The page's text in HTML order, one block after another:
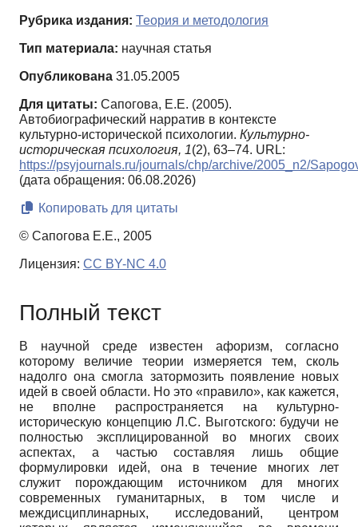
Рубрика издания: Теория и методология
Тип материала: научная статья
Опубликована 31.05.2005
Для цитаты: Сапогова, Е.Е. (2005).
Автобиографический нарратив в контексте
культурно-исторической психологии. Культурно-
историческая психология, 1(2), 63–74. URL:
https://psyjournals.ru/journals/chp/archive/2005_n2/
(дата обращения: 06.08.2026)
Копировать для цитаты
© Сапогова Е.Е., 2005
Лицензия: CC BY-NC 4.0
Полный текст
В научной среде известен афоризм, согласно
которому величие теории измеряется тем, сколь
надолго она смогла затормозить появление новых
идей в своей области. Но это «правило», как кажется,
не вполне распространяется на культурно-
историческую концепцию Л.С. Выготского: будучи не
полностью эксплицированной во многих своих
аспектах, а частью составляя лишь общие
формулировки идей, она в течение многих лет
служит порождающим источником для многих
современных гуманитарных, в том числе и
междисциплинарных, исследований, центром